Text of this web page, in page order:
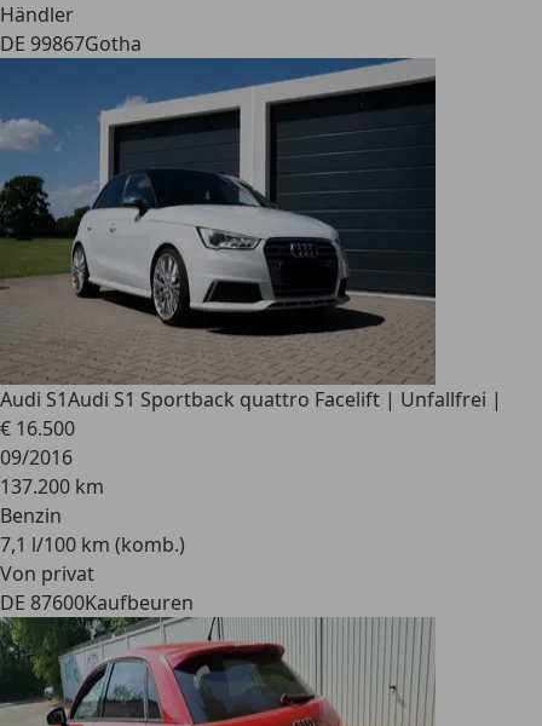
Händler
DE 99867Gotha
Audi S1Audi S1 Sportback quattro Facelift | Unfallfrei |
€ 16.500
09/2016
137.200 km
Benzin
7,1 l/100 km (komb.)
Von privat
DE 87600Kaufbeuren